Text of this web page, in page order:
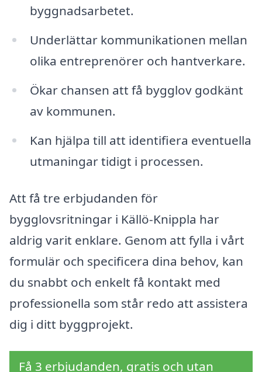
byggnadsarbetet.
Underlättar kommunikationen mellan
olika entreprenörer och hantverkare.
Ökar chansen att få bygglov godkänt
av kommunen.
Kan hjälpa till att identifiera eventuella
utmaningar tidigt i processen.
Att få tre erbjudanden för
bygglovsritningar i Källö-Knippla har
aldrig varit enklare. Genom att fylla i vårt
formulär och specificera dina behov, kan
du snabbt och enkelt få kontakt med
professionella som står redo att assistera
dig i ditt byggprojekt.
Få 3 erbjudanden, gratis och utan